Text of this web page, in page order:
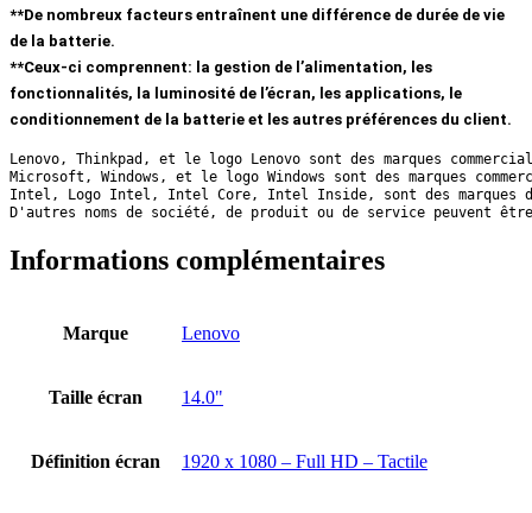
**De nombreux facteurs entraînent une différence de durée de vie
de la batterie.
**Ceux-ci comprennent: la gestion de l’alimentation, les
fonctionnalités, la luminosité de l’écran, les applications, le
conditionnement de la batterie et les autres préférences du client.
Lenovo, Thinkpad, et le logo Lenovo sont des marques
Microsoft, Windows, et le logo Windows sont des marques
Intel, Logo Intel, Intel Core, Intel Inside, sont des marques
D'autres noms de société, de produit ou de service peuvent
Informations complémentaires
Marque Lenovo
Taille écran 14.0"
Définition écran 1920 x 1080 – Full HD – Tactile